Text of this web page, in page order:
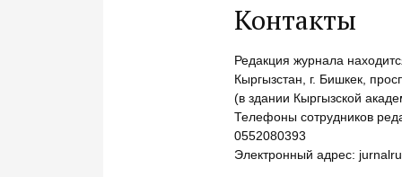
Контакты
Редакция журнала
Кыргызстан, г. Бишкек,
(в здании Кыргызской
Телефоны сотрудников
0552080393
Электронный адрес: